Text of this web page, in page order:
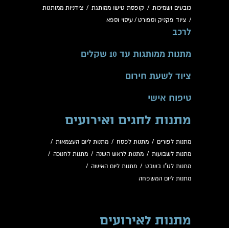
כובעים ושמיכות / קופסת טישו ממותגת / צידניות ממותגות
/ ציוד פקניק וספורט / עיסוי וספא
לרכב
מתנות ממותגות עד 10 שקלים
ציוד לשעת חירום
טיפוח אישי
מתנות לחגים ואירועים
מתנות לפורים / מתנות לפסח / מתנות ליום העצמאות /
מתנות לשבועות / מתנות לראש השנה / מתנות לחנוכה /
מתנות לט"ו בשבט / מתנות ליום האישה /
מתנות ליום המשפחה
מתנות לאירועים